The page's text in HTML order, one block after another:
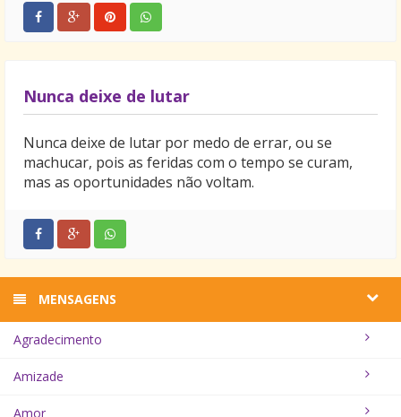
Nunca deixe de lutar
Nunca deixe de lutar por medo de errar, ou se
machucar, pois as feridas com o tempo se curam,
mas as oportunidades não voltam.
MENSAGENS
Agradecimento
Amizade
Amor